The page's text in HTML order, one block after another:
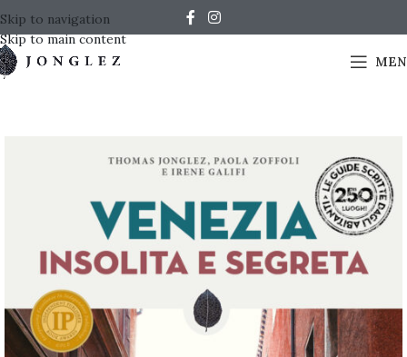
Skip to navigation
Skip to main content